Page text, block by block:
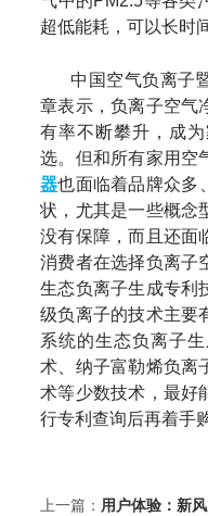
超低能耗，可以长时
中国空气负离子
章表示，负离子空气
有率不断攀升，成
选。但和所有家用空
器也面临着品牌众多
状，尤其是一些概念
没有保障，而且还面
消费者在选择负离子
生态负离子生成专利
级负离子的技术主要
系统的生态负离子
术、纳子富勒烯负离
术等少数技术，最好
行专利查询后再着手
上一篇： 用户体验：新